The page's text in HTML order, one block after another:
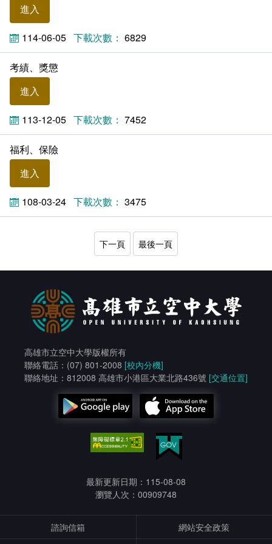
進入
114-06-05 6829
考績、獎懲
進入
113-12-05 7452
福利、保險
進入
108-03-24 3475
下一頁 最後一頁
高雄市立空中大學版權所有
聯絡電話：(07) 801-2008 [校內分機]
聯絡地址：812008 高雄市小港區大業北路436號 [交通位置]
最新更新日期：115-08-08
瀏覽人次：00909748
諮詢信箱 網站安全政策